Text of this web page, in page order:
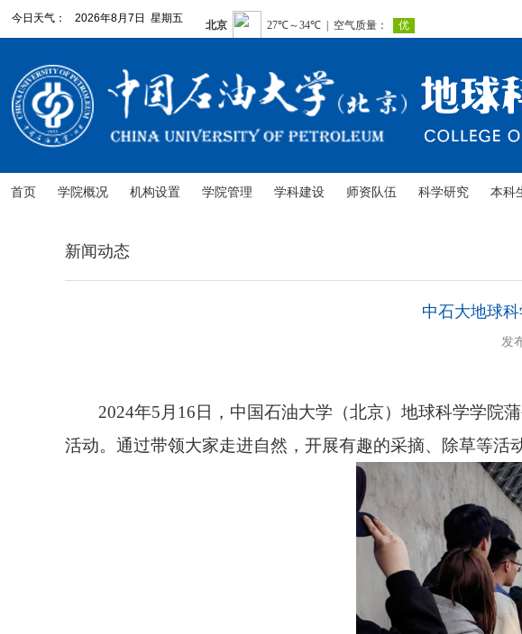
今日天气： 2026年8月7日 星期五
首页 学院概况 机构设置 学院管理 学科建设 师资队伍 科学研究 本科
新闻动态
中石大地球
发
2024年5月16日，中国石油大学（北京）地球科学学院
活动。通过带领大家走进自然，开展有趣的采摘、除草等活